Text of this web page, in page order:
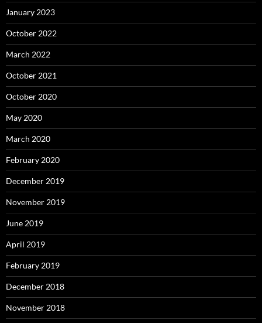
January 2023
October 2022
March 2022
October 2021
October 2020
May 2020
March 2020
February 2020
December 2019
November 2019
June 2019
April 2019
February 2019
December 2018
November 2018